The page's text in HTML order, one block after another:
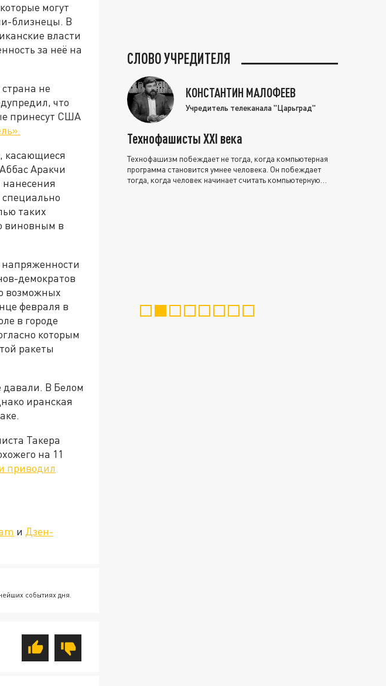
могут
близнецы. В
власти
за неё на
не
что
принесут США
касающиеся
Аракчи
таких
виновным в
демократов
возможных
февраля в
в городе
которым
ракеты
давали. В Белом
иранская
Такера
на 11
приводил
и Дзен-
событиях дня.
СЛОВО УЧРЕДИТЕЛЯ
КОНСТАНТИН МАЛОФЕЕВ
Учредитель телеканала "Царьград"
Технофашисты XXI века
Технофашизм побеждает не тогда, когда компьютерная
программа становится умнее человека. Он побеждает
тогда, когда человек начинает считать компьютерную